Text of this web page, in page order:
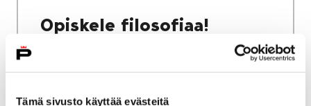
Tämä sivusto käyttää evästeitä
Opiskele filosofiaa!